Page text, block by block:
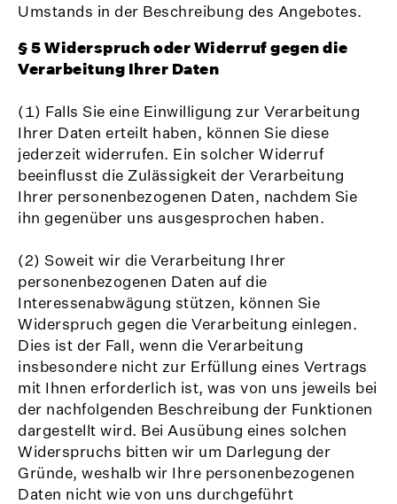
Umstands in der Beschreibung des Angebotes.
§ 5 Widerspruch oder Widerruf gegen die
Verarbeitung Ihrer Daten
(1) Falls Sie eine Einwilligung zur Verarbeitung
Ihrer Daten erteilt haben, können Sie diese
jederzeit widerrufen. Ein solcher Widerruf
beeinflusst die Zulässigkeit der Verarbeitung
Ihrer personenbezogenen Daten, nachdem Sie
ihn gegenüber uns ausgesprochen haben.
(2) Soweit wir die Verarbeitung Ihrer
personenbezogenen Daten auf die
Interessenabwägung stützen, können Sie
Widerspruch gegen die Verarbeitung einlegen.
Dies ist der Fall, wenn die Verarbeitung
insbesondere nicht zur Erfüllung eines Vertrags
mit Ihnen erforderlich ist, was von uns jeweils bei
der nachfolgenden Beschreibung der Funktionen
dargestellt wird. Bei Ausübung eines solchen
Widerspruchs bitten wir um Darlegung der
Gründe, weshalb wir Ihre personenbezogenen
Daten nicht wie von uns durchgeführt